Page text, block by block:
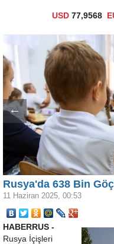
USD 77,9568
←
Rusya'da 638 Bin
11 Haziran 2025, 00:53
HABERRUS -
Rusya İçişleri